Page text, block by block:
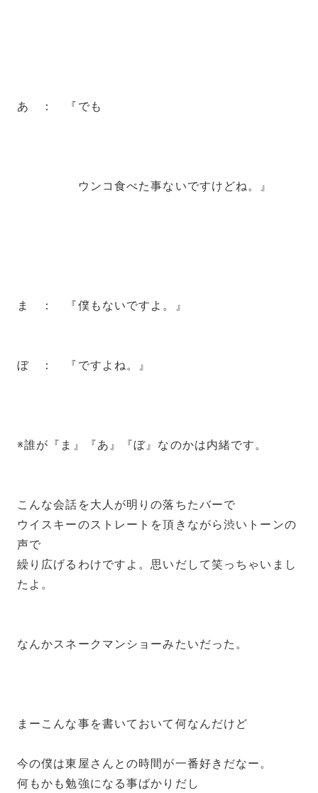
あ ： 『でも
ウンコ食べた事ないですけどね。』
ま ： 『僕もないですよ。』
ぼ ： 『ですよね。』
※誰が『ま』『あ』『ぼ』なのかは内緒です。
こんな会話を大人が明りの落ちたバーで
ウイスキーのストレートを頂きながら渋いトーンの
声で
繰り広げるわけですよ。思いだして笑っちゃいまし
たよ。
なんかスネークマンショーみたいだった。
まーこんな事を書いておいて何なんだけど
今の僕は東屋さんとの時間が一番好きだなー。
何もかも勉強になる事ばかりだし